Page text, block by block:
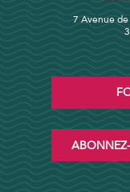
7 Avenue de